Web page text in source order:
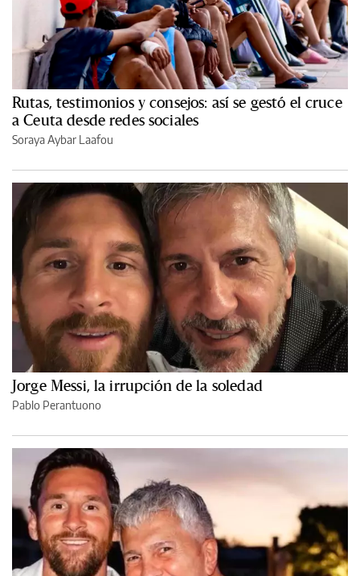
Rutas, testimonios y consejos: así se gestó el cruce
a Ceuta desde redes sociales
Soraya Aybar Laafou
Jorge Messi, la irrupción de la soledad
Pablo Perantuono